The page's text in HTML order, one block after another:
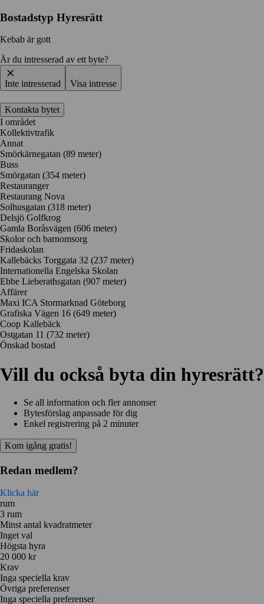
Bostadstyp Hyresrätt
Kebab är gott
Är du intresserad av ett byte?
Inte intresserad Visa intresse
Kontakta bytet
I området
Kollektivtrafik
Annat
Smörkärnegatan (89 meter)
Buss
Smörgatan (354 meter)
Restauranger
Restaurang Nova
Solhusgatan (318 meter)
Delsjö Golfkrog
Gamla Boråsvägen (606 meter)
Skolor och barnomsorg
Fridaskolan
Kallebäcks Torggata 32 (237 meter)
Internationella Engelska Skolan
Ebbe Lieberathsgatan (907 meter)
Affärer
Maxi ICA Stormarknad Göteborg
Grafiska Vägen 16 (649 meter)
Coop Kallebäck
Ostgatan 11 (732 meter)
Önskad bostad
Vill du också byta din hyresrätt?
Se all information och fler annonser
Bytesförslag anpassade för dig
Enkel registrering på 2 minuter
Kom igång gratis!
Redan medlem?
Klicka här
rum
3 rum
Minst antal kvadratmeter
Inget val
Högsta hyra
20 000 kr
Krav
Inga speciella krav
Övriga preferenser
Inga speciella preferenser